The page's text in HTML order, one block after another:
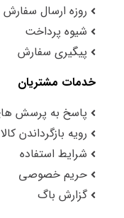
روزه ارسال سفارش
شیوه پرداخت
پیگیری سفارش
خدمات مشتریان
پاسخ به پرسش
رویه بازگرداندن کالا
شرایط استفاده
حریم خصوصی
گزارش باگ